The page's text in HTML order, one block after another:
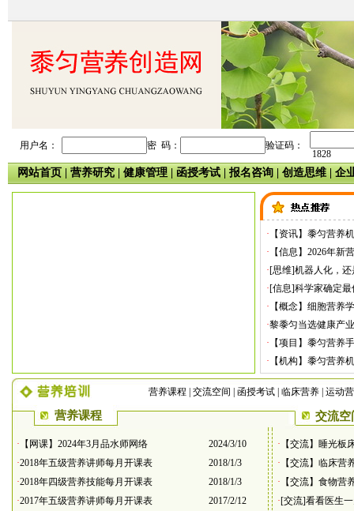
用户名： 密 码： 验证码：
1828
网站首页 营养研究 健康管理 函授考试 报名咨询 创造思维| 企
· 【资讯】黍匀营养
· 【信息】2026年新
·[思维]机器人化，
·[信息]科学家确定
· 【概念】细胞营养学
·黎黍匀当选健康产
· 【项目】黍匀营养
· 【机构】黍匀营养
营养课程 交流空间 函授考试 临床营养 运动
营养课程 交流空
· 【网课】2024年3月品水师网络
2024/3/10
·2018年五级营养讲师每月开课表
2018/1/3
·2018年四级营养技能每月开课表
2018/1/3
·2017年五级营养讲师每月开课表
2017/2/12
· 【交流】睡光板
· 【交流】临床营
· 【交流】食物营
·[交流]看看医生